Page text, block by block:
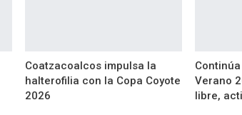
Coatzacoalcos impulsa la
halterofilia con la Copa Coyote
2026
Verano
libre,